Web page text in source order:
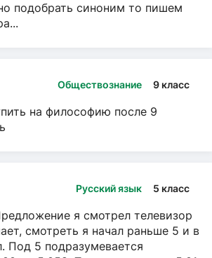
подобрать синоним то пишем
Обществознание 9 класс
на философию после 9
Русский язык 5 класс
я смотрел телевизор
смотреть я начал раньше 5 и в
Под 5 подразумевается